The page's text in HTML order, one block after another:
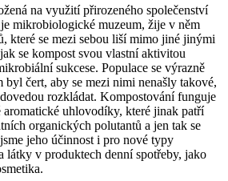
na využití přirozeného společenství
mikrobiologické muzeum, žije v něm
které se mezi sebou liší mimo jiné jinými
se kompost svou vlastní aktivitou
sukcese. Populace se výrazně
čert, aby se mezi nimi nenašly takové,
rozkládat. Kompostování funguje
uhlovodíky, které jinak patří
organických polutantů a jen tak se
jeho účinnost i pro nové typy
látky v produktech denní spotřeby, jako